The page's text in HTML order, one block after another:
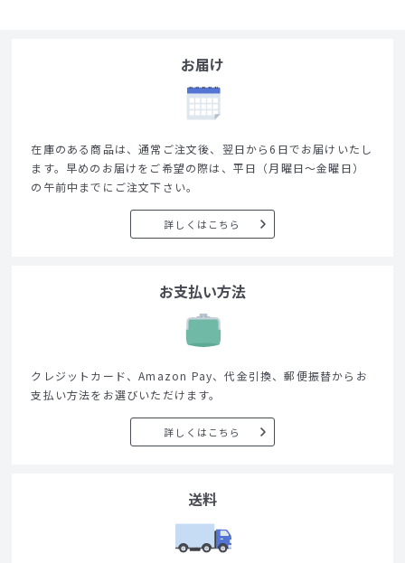
お届け
在庫のある商品は、通常ご注文後、翌日から6日でお届けいたし
ます。早めのお届けをご希望の際は、平日（月曜日～金曜日）
の午前中までにご注文下さい。
詳しくはこちら
お支払い方法
クレジットカード、Amazon Pay、代金引換、郵便振替からお
支払い方法をお選びいただけます。
詳しくはこちら
送料